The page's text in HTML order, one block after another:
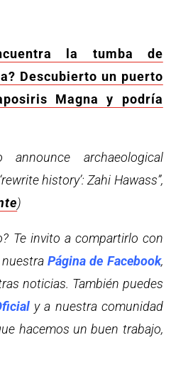
la tumba de
Descubierto un puerto
Magna y podría
archaeological
history’: Zahi Hawass”,
)
Te invito a compartirlo con
nuestraPágina de Facebook,
noticias. También puedes
y a nuestra comunidad
hacemos un buen trabajo,